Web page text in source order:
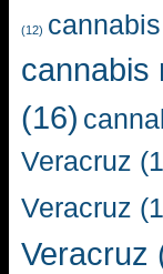
(12)
cannabis
(16)
Veracruz
Veracruz
Veracruz